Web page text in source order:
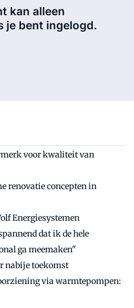
kan alleen
je bent ingelogd.
voor kwaliteit van
renovatie concepten in
Energiesystemen
dat ik de hele
ga meemaken"
nabije toekomst
via warmtepompen: